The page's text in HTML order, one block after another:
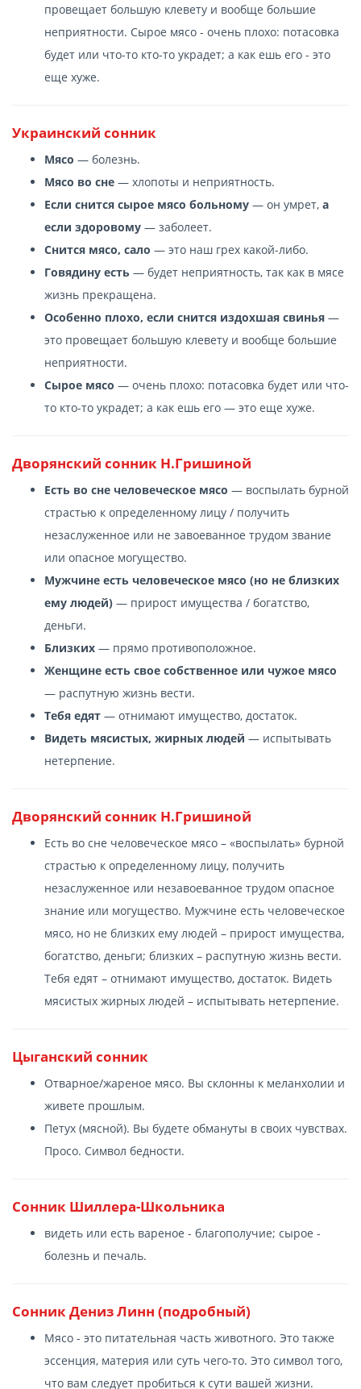
провещает большую клевету и вообще большие
неприятности. Сырое мясо - очень плохо: потасовка
будет или что-то кто-то украдет; а как ешь его - это
еще хуже.
Украинский сонник
Мясо — болезнь.
Мясо во сне — хлопоты и неприятность.
Если снится сырое мясо больному — он умрет, а
если здоровому — заболеет.
Снится мясо, сало — это наш грех какой-либо.
Говядину есть — будет неприятность, так как в мясе
жизнь прекращена.
Особенно плохо, если снится издохшая свинья —
это провещает большую клевету и вообще большие
неприятности.
Сырое мясо — очень плохо: потасовка будет или что-
то кто-то украдет; а как ешь его — это еще хуже.
Дворянский сонник Н.Гришиной
Есть во сне человеческое мясо — воспылать бурной
страстью к определенному лицу / получить
незаслуженное или не завоеванное трудом звание
или опасное могущество.
Мужчине есть человеческое мясо (но не близких
ему людей) — прирост имущества / богатство,
деньги.
Близких — прямо противоположное.
Женщине есть свое собственное или чужое мясо
— распутную жизнь вести.
Тебя едят — отнимают имущество, достаток.
Видеть мясистых, жирных людей — испытывать
нетерпение.
Дворянский сонник Н.Гришиной
Есть во сне человеческое мясо – «воспылать» бурной
страстью к определенному лицу, получить
незаслуженное или незавоеванное трудом опасное
знание или могущество. Мужчине есть человеческое
мясо, но не близких ему людей – прирост имущества,
богатство, деньги; близких – распутную жизнь вести.
Тебя едят – отнимают имущество, достаток. Видеть
мясистых жирных людей – испытывать нетерпение.
Цыганский сонник
Отварное/жареное мясо. Вы склонны к меланхолии и
живете прошлым.
Петух (мясной). Вы будете обмануты в своих чувствах.
Просо. Символ бедности.
Сонник Шиллера-Школьника
видеть или есть вареное - благополучие; сырое -
болезнь и печаль.
Сонник Дениз Линн (подробный)
Мясо - это питательная часть животного. Это также
эссенция, материя или суть чего-то. Это символ того,
что вам следует пробиться к сути вашей жизни.